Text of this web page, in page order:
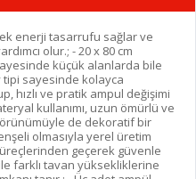
enerji tasarrufu sağlar ve
olur.; - 20 x 80 cm
küçük alanlarda bile
tipi sayesinde kolayca
hızlı ve pratik ampul değişimi
kullanımı, uzun ömürlü ve
de dekoratif bir
olmasıyla yerel üretim
geçerek güvenle
farklı tavan yüksekliklerine